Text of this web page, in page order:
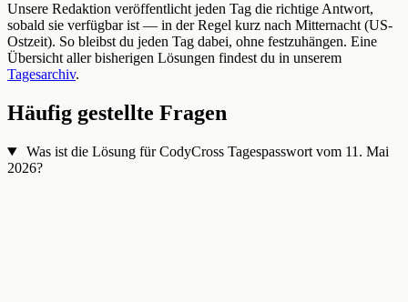
Unsere Redaktion veröffentlicht jeden Tag die richtige Antwort,
sobald sie verfügbar ist — in der Regel kurz nach Mitternacht (US-
Ostzeit). So bleibst du jeden Tag dabei, ohne festzuhängen. Eine
Übersicht aller bisherigen Lösungen findest du in unserem
Tagesarchiv.
Häufig gestellte Fragen
Was ist die Lösung für CodyCross Tagespasswort vom 11. Mai
2026?